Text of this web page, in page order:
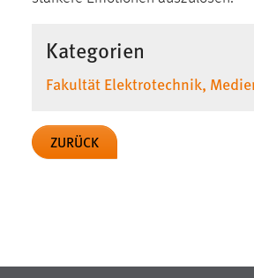
Kategorien
Fakultät Elektrotechnik,
ZURÜCK
site-language-
Cookie Laufzeit: 30 Tage
Chat
nutzen zu können.